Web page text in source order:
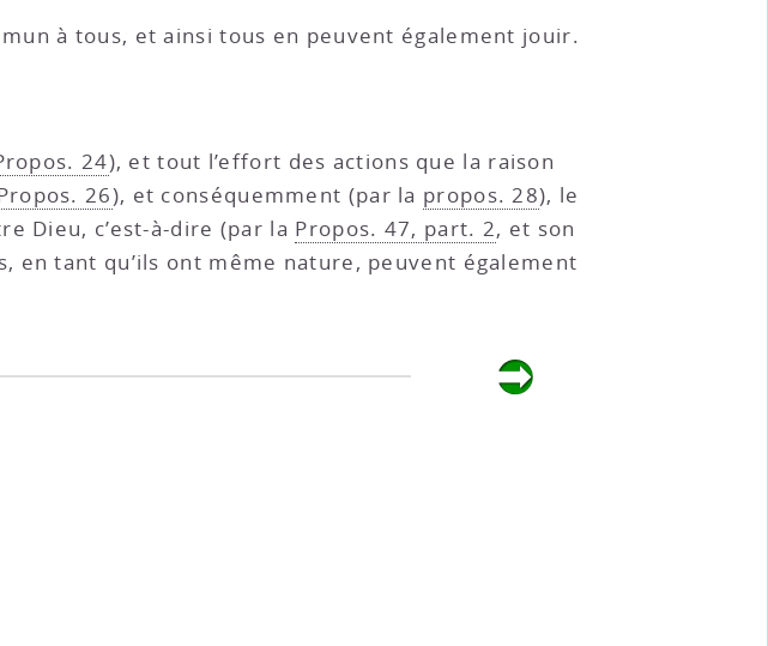
à tous, et ainsi tous en peuvent également jouir.
24), et tout l’effort des actions que la raison
26), et conséquemment (par la propos. 28), le
Dieu, c’est-à-dire (par la Propos. 47, part. 2, et son
en tant qu’ils ont même nature, peuvent également